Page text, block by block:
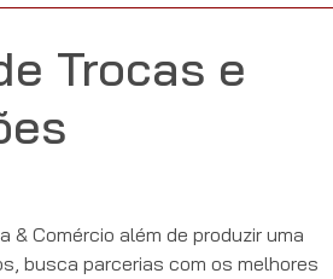
Trocas e
& Comércio além de produzir uma
busca parcerias com os melhores